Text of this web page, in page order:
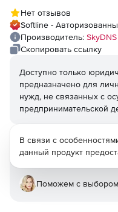
Нет отзывов
Softline -
Производитель: SkyDNS
Скопировать ссылку
Доступно только
предназначено для
нужд, не связанных с
предпринимательской
В связи с
данный продукт
Поможем с выбором